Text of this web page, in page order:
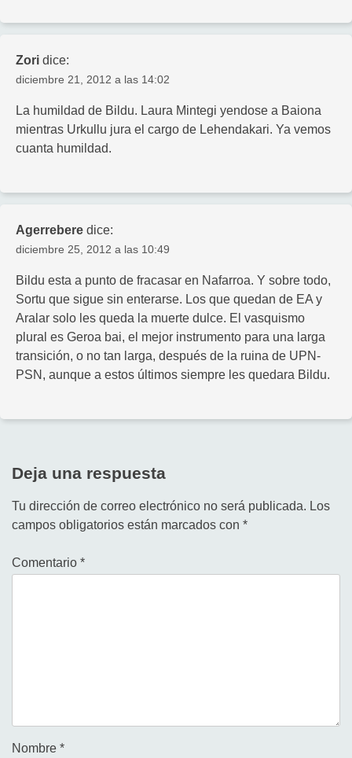
Zori dice:
diciembre 21, 2012 a las 14:02
La humildad de Bildu. Laura Mintegi yendose a Baiona
mientras Urkullu jura el cargo de Lehendakari. Ya vemos
cuanta humildad.
Agerrebere dice:
diciembre 25, 2012 a las 10:49
Bildu esta a punto de fracasar en Nafarroa. Y sobre todo,
Sortu que sigue sin enterarse. Los que quedan de EA y
Aralar solo les queda la muerte dulce. El vasquismo
plural es Geroa bai, el mejor instrumento para una larga
transición, o no tan larga, después de la ruina de UPN-
PSN, aunque a estos últimos siempre les quedara Bildu.
Deja una respuesta
Tu dirección de correo electrónico no será publicada. Los
campos obligatorios están marcados con *
Comentario *
Nombre *